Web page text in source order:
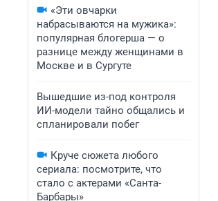
«Эти овчарки
набрасываются на мужика»:
популярная блогерша — о
разнице между женщинами в
Москве и в Сургуте
Вышедшие из-под контроля
ИИ-модели тайно общались и
спланировали побег
Круче сюжета любого
сериала: посмотрите, что
стало с актерами «Санта-
Барбары»